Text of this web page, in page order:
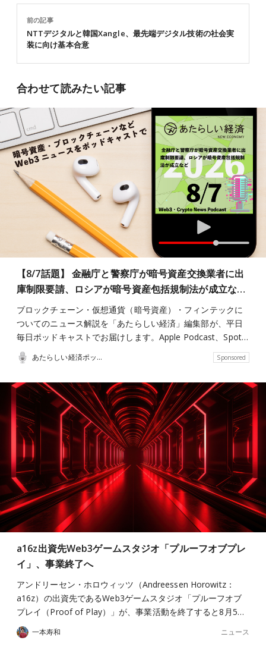
前の記事
NTTデジタルと韓国Xangle、最先端デジタル技術の社会実
装に向け基本合意
合わせて読みたい記事
【8/7話題】 金融庁と警察庁が暗号資産交換業者に出
庫制限要請、ロシアが暗号資産包括規制法が成立な…
ブロックチェーン・仮想通貨（暗号資産）・フィンテックに
ついてのニュース解説を「あたらしい経済」編集部が、平日
毎日ポッドキャストでお届けします。Apple Podcast、Spot…
あたらしい経済ポッドキャスト Sponsored
a16z出資先Web3ゲームスタジオ「プルーフオブプレ
イ」、事業終了へ
アンドリーセン・ホロウィッツ（Andreessen Horowitz：
a16z）の出資先であるWeb3ゲームスタジオ「プルーフオブ
プレイ（Proof of Play）」が、事業活動を終了すると8月5…
一本寿和 ニュース